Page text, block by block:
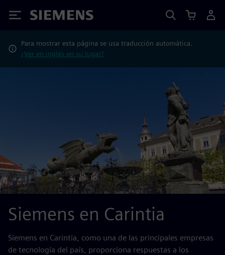
Siemens
Para mostrar esta página se usa traducción automática.
¿Ver en inglés en su lugar?
Siemens en Carintia
Siemens en Carintia, como una de las principales empresas
de tecnología del país, proporciona respuestas a los